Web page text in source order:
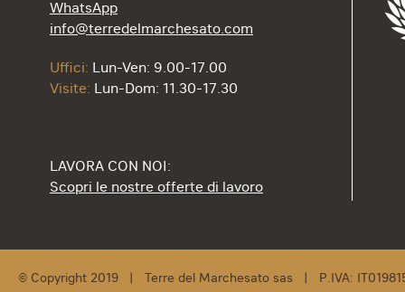
WhatsApp
info@terredelmarchesato.com
Uffici: Lun-Ven: 9.00-17.00
Visite: Lun-Dom: 11.30-17.30
LAVORA CON NOI:
Scopri le nostre offerte di lavoro
© Copyright 2019 | Terre del Marchesato sas | P.IVA: